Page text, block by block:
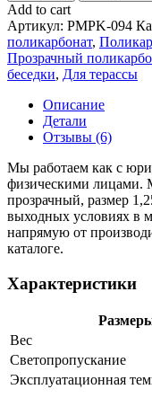
Add to cart
Артикул: PMPK-094
поликарбонат,
Прозрачный
беседки, Для терассы
Описание
Детали
Отзывы (6)
Мы работаем как с
физическими лицами.
прозрачный, размер
выходных условиях в
напрямую от
каталоге.
Характеристики
Вес
Светопропускание
Эксплуатационная